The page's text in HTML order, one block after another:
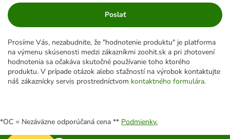
Poslať
Prosíme Vás, nezabudnite, že "hodnotenie produktu" je platforma
na výmenu skúsenosti medzi zákazníkmi zoohit.sk a pri zhotovení
hodnotenia sa očakáva skutočné používanie toho ktorého
produktu. V prípade otázok alebo sťažností na výrobok kontaktujte
náš zákaznícky servis prostredníctvom kontaktného formulára.
*OC = Nezáväzne odporúčaná cena ** Podmienky.